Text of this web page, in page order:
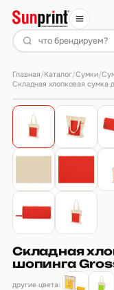
Главная/Каталог/Сумки/
Складная хлопковая сумка
Складная
шопинга
другие цвета: